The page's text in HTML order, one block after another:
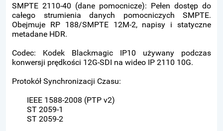
SMPTE 2110-40 (dane pomocnicze): Pełen dostęp do
całego strumienia danych pomocniczych SMPTE.
Obejmuje RP 188/SMPTE 12M-2, napisy i statyczne
metadane HDR.
Codec: Kodek Blackmagic IP10 używany podczas
konwersji prędkości 12G-SDI na wideo IP 2110 10G.
Protokół Synchronizacji Czasu:
IEEE 1588-2008 (PTP v2)
ST 2059-1
ST 2059-2